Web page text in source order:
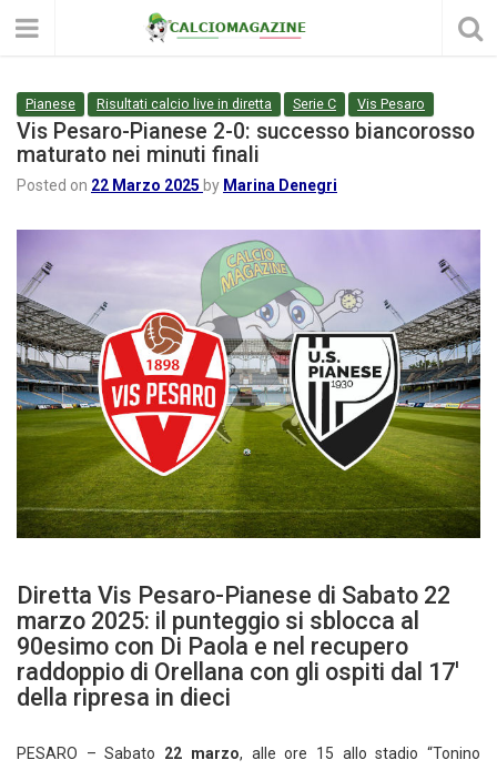
Pianese Risultati calcio live in diretta Serie C Vis Pesaro
Vis Pesaro-Pianese 2-0: successo biancorosso
maturato nei minuti finali
Posted on 22 Marzo 2025 by Marina Denegri
Diretta Vis Pesaro-Pianese di Sabato 22
marzo 2025: il punteggio si sblocca al
90esimo con Di Paola e nel recupero
raddoppio di Orellana con gli ospiti dal 17′
della ripresa in dieci
PESARO – Sabato 22 marzo, alle ore 15 allo stadio “Tonino